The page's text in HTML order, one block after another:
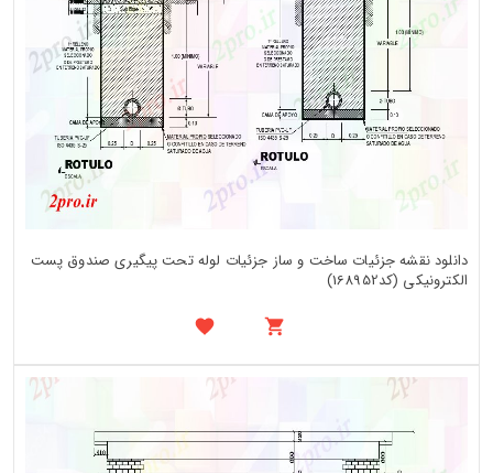
دانلود نقشه جزئیات ساخت و ساز جزئیات لوله تحت پیگیری صندوق پست
الکترونیکی (کد168952)